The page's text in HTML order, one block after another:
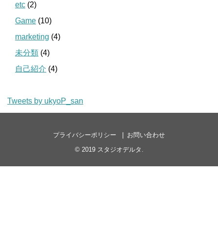
etc (2)
Game (10)
marketing (4)
未分類 (4)
自己紹介 (4)
Tweets by ukyoP_san
プライバシーポリシー
お問い合わせ
© 2019 スタジオデルタ